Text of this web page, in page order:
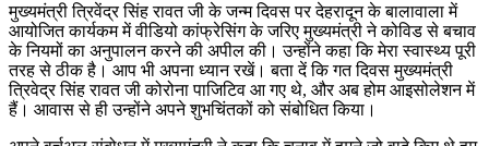
मुख्यमंत्री त्रिवेंद्र सिंह रावत जी के जन्म दिवस पर देहरादून के बालावाला में
आयोजित कार्यकम में वीडियो कांफ्रेसिंग के जरिए मुख्यमंत्री ने कोविड से बचाव
के नियमों का अनुपालन करने की अपील की। उन्होंने कहा कि मेरा स्वास्थ्य पूरी
तरह से ठीक है। आप भी अपना ध्यान रखें। बता दें कि गत दिवस मुख्यमंत्री
त्रिवेद्र सिंह रावत जी कोरोना पाजिटिव आ गए थे, और अब होम आइसोलेशन में
हैं। आवास से ही उन्होंने अपने शुभचिंतकों को संबोधित किया।